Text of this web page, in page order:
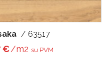
/ 63517
price was: 39,76 €.
€ Current price is: 23,57
/m2 su PVM